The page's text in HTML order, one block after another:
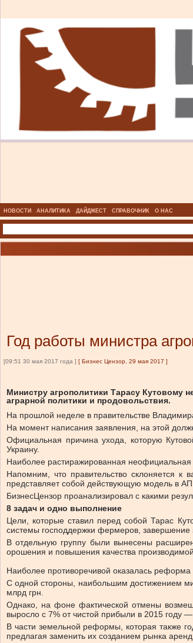
НОВОСТИ АНАЛИТИКА ДАЙДЖЕСТ СПРАВОЧНИК О НАС
Год работы министра
[09:51 30 мая 2017 года ] [ Бизнес Цензор, 29 мая 2017 ]
Министру агрополитики Тарасу Кутовому
аграрной политики и продовольствия.
На прошлой неделе в правительстве
На момент написания заявления, на этой
Официальная причина ухода, которую
Украину.
Наиболее растиражированная неофициальная
Напомним, что правительство склоняется к
представляет собой действующую модель в
БизнесЦензор проанализировал с какими
8 задач и одно выполнение
Цели, которые ставил перед собой Тарас
системы господдержки фермеров,
В отдельную группу были вынесены
орошения и повышения качества
Наиболее противоречивой оказалась реформа
С одной стороны, наибольшим достижением
млрд грн.
Однако, на фоне фактической отмены
выросло с 7% от чистой прибыли в 2015 году
В части земельной реформы, которая также
предлагая заменить их созданием рынка